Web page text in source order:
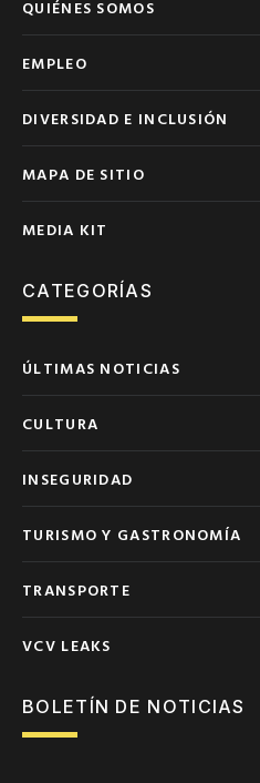
QUIÉNES SOMOS
EMPLEO
DIVERSIDAD E INCLUSIÓN
MAPA DE SITIO
MEDIA KIT
CATEGORÍAS
ÚLTIMAS NOTICIAS
CULTURA
INSEGURIDAD
TURISMO Y GASTRONOMÍA
TRANSPORTE
VCV LEAKS
BOLETÍN DE NOTICIAS